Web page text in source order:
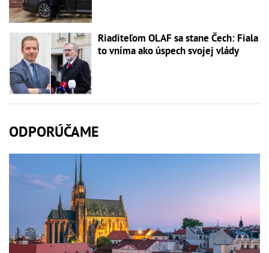
Riaditeľom OLAF sa stane Čech: Fiala
to vníma ako úspech svojej vlády
ODPORÚČAME